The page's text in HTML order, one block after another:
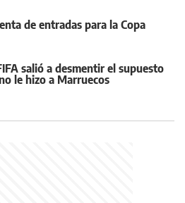
de entradas para la Copa
salió a desmentir el supuesto
le hizo a Marruecos